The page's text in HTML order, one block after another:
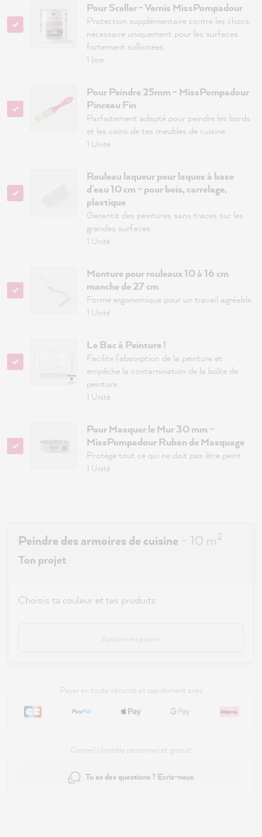
Pour Sceller - Vernis MissPompadour
Protection supplémentaire contre les chocs,
nécessaire uniquement pour les surfaces
fortement sollicitées.
1 litre
Pour Peindre 25mm - MissPompadour
Pinceau Fin
Parfaitement adapté pour peindre les bords
et les coins de tes meubles de cuisine.
1 Unité
Rouleau laqueur pour laques à base
d'eau 10 cm - pour bois, carrelage,
plastique
Garantit des peintures sans traces sur les
grandes surfaces.
1 Unité
Monture pour rouleaux 10 à 16 cm
manche de 27 cm
Forme ergonomique pour un travail agréable.
1 Unité
Le Bac à Peinture !
Facilite l'absorption de la peinture et
empêche la contamination de la boîte de
peinture.
1 Unité
Pour Masquer le Mur 30 mm -
MissPompadour Ruban de Masquage
Protège tout ce qui ne doit pas être peint.
1 Unité
Peindre des armoires de cuisine - 10 m2
Ton projet
Choisis ta couleur et tes produits
Payer en toute sécurité et rapidement avec
Conseil clientèle personnel et gratuit
Tu as des questions ? Ecris-nous.